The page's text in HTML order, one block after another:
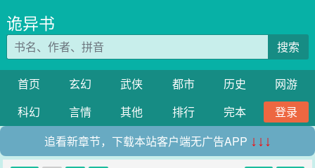
诡异书
搜索
首页 玄幻 武侠 都市 历史
网游
科幻
言情 其他 排行 完本
登录
追看新章节，下载本站客户端无广告APP ↓↓↓